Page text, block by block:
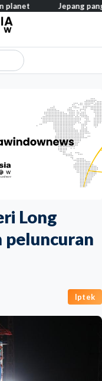
Long
peluncuran
Iptek
Jepang pangkas